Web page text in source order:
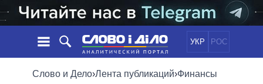
УКР РОС
НОВОСТИ
Слово и Дело›Лента публикаций›Финансы